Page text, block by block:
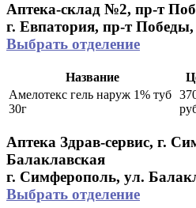
Аптека-склад №2, пр-т
г. Евпатория, пр-т Победы,
Выбрать отделение
Название
Амелотекс гель наруж 1% туб
30г
Аптека Здрав-сервис, г.
Балаклавская
г. Симферополь, ул.
Выбрать отделение